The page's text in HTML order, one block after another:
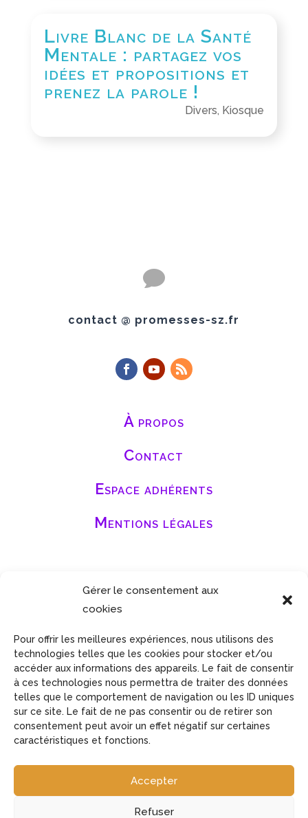
Gérer le consentement aux
cookies
Pour offrir les meilleures expériences, nous utilisons des
technologies telles que les cookies pour stocker et/ou
accéder aux informations des appareils. Le fait de consentir
à ces technologies nous permettra de traiter des données
telles que le comportement de navigation ou les ID uniques
sur ce site. Le fait de ne pas consentir ou de retirer son
consentement peut avoir un effet négatif sur certaines
caractéristiques et fonctions.
Accepter
Refuser
Livre Blanc de la Santé
Mentale : partagez vos
idées et propositions et
prenez la parole !
Divers, Kiosque

contact @ promesses-sz.fr
À propos
Contact
Espace adhérents
Mentions légales
PromesseS
Site réalisé avec passion par